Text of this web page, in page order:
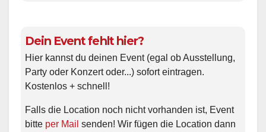
Dein Event fehlt hier?
Hier kannst du deinen Event (egal ob Ausstellung,
Party oder Konzert oder...) sofort eintragen.
Kostenlos + schnell!
Falls die Location noch nicht vorhanden ist, Event
bitte per Mail senden! Wir fügen die Location dann